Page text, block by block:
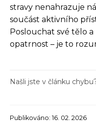
stravy nenahrazuje
součást aktivního
Poslouchat své tělo
opatrnost – je to
Našli jste v článku
Publikováno: 16. 02. 2026